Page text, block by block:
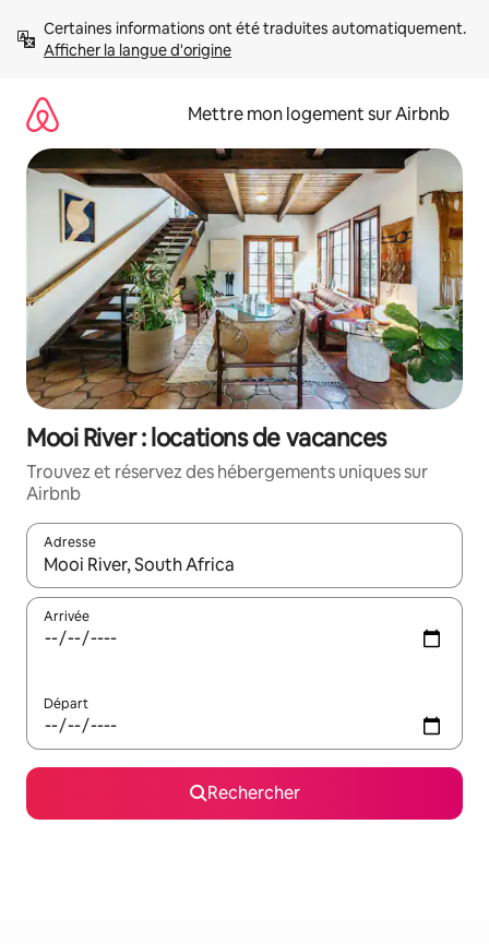
directement
Afficher la langue d'origine
Mettre mon logement sur Airbnb
Mooi River : locations de vacances
Trouvez et réservez des hébergements uniques sur
Airbnb
Adresse
Lorsque les résultats s'affichent, utilisez les flèches vers le
Arrivée
Départ
Rechercher